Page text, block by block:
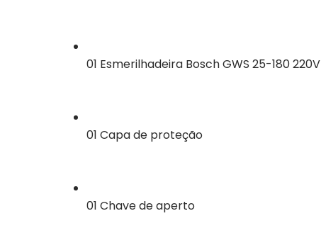
01 Esmerilhadeira Bosch GWS 25-180 220V
01 Capa de proteção
01 Chave de aperto